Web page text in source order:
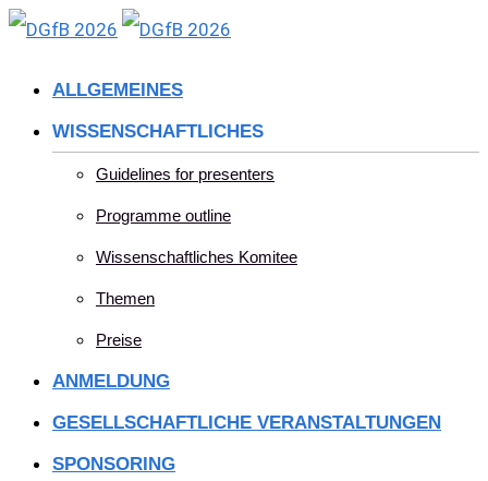
Skip
ALLGEMEINES
WISSENSCHAFTLICHES
Guidelines for presenters
Programme outline
Wissenschaftliches Komitee
Themen
Preise
ANMELDUNG
GESELLSCHAFTLICHE VERANSTALTUNGEN
SPONSORING